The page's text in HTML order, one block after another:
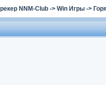
NNM-Club-> Win Игры->